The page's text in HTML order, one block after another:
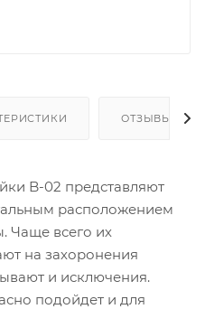
ОТЗЫВЫ
B-02 представляют
расположением
Чаще всего их
на захоронения
и исключения.
подойдет и для